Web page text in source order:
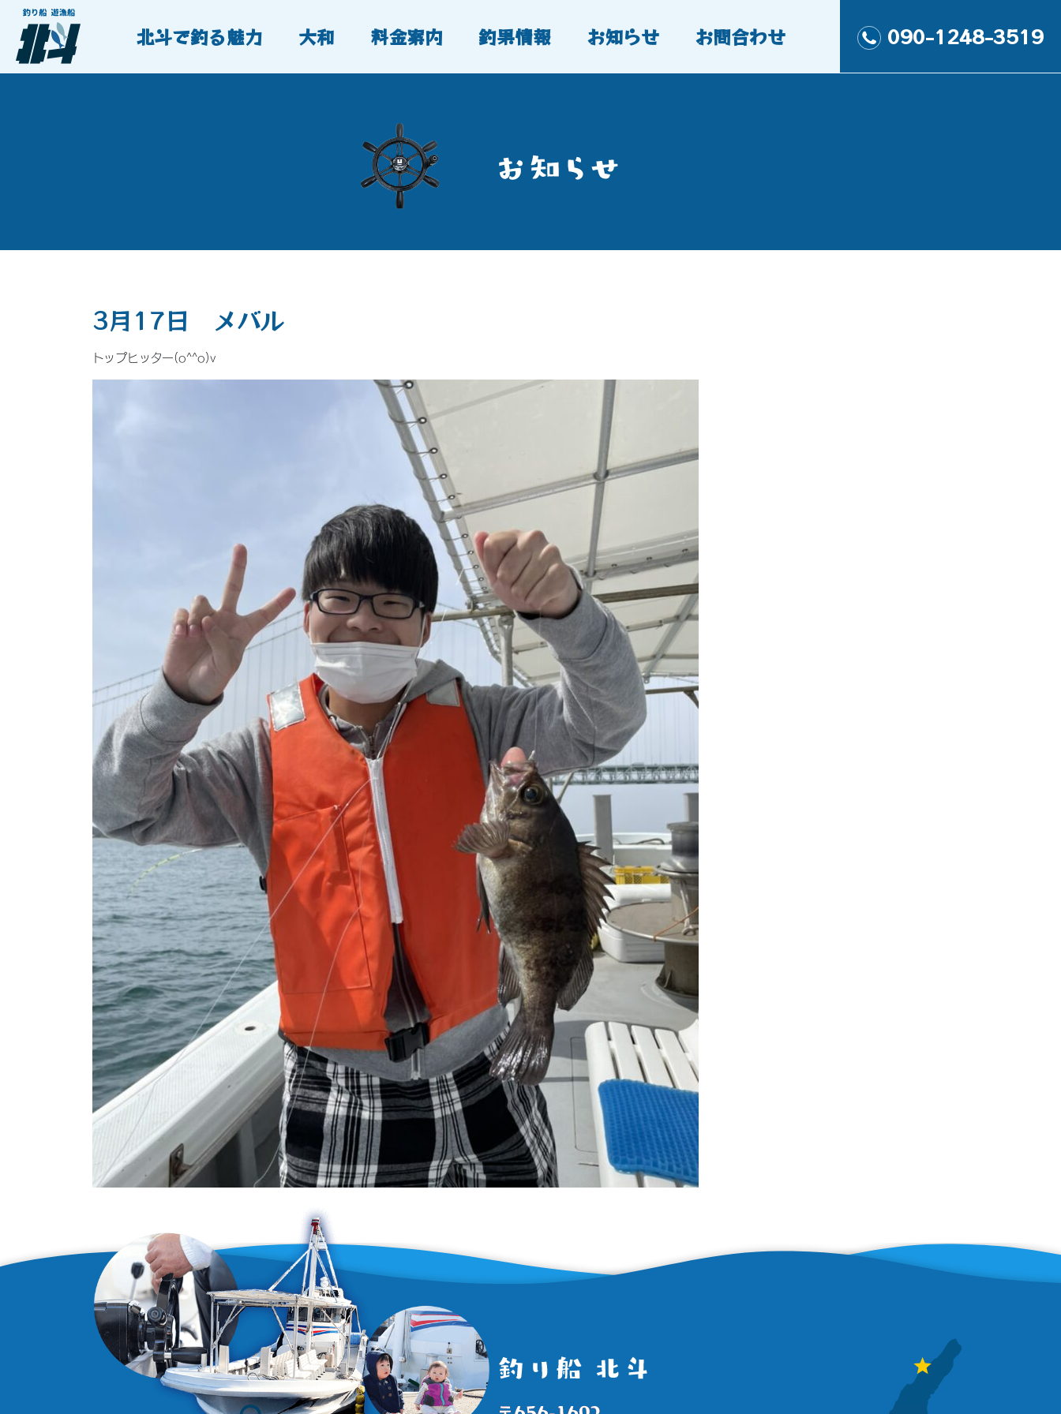
北斗で釣る魅力 大和 料金案内 釣果情報 お知らせ お問合わせ 090-1248-3519
3月17日 メバル
トップヒッター(o^^o)v